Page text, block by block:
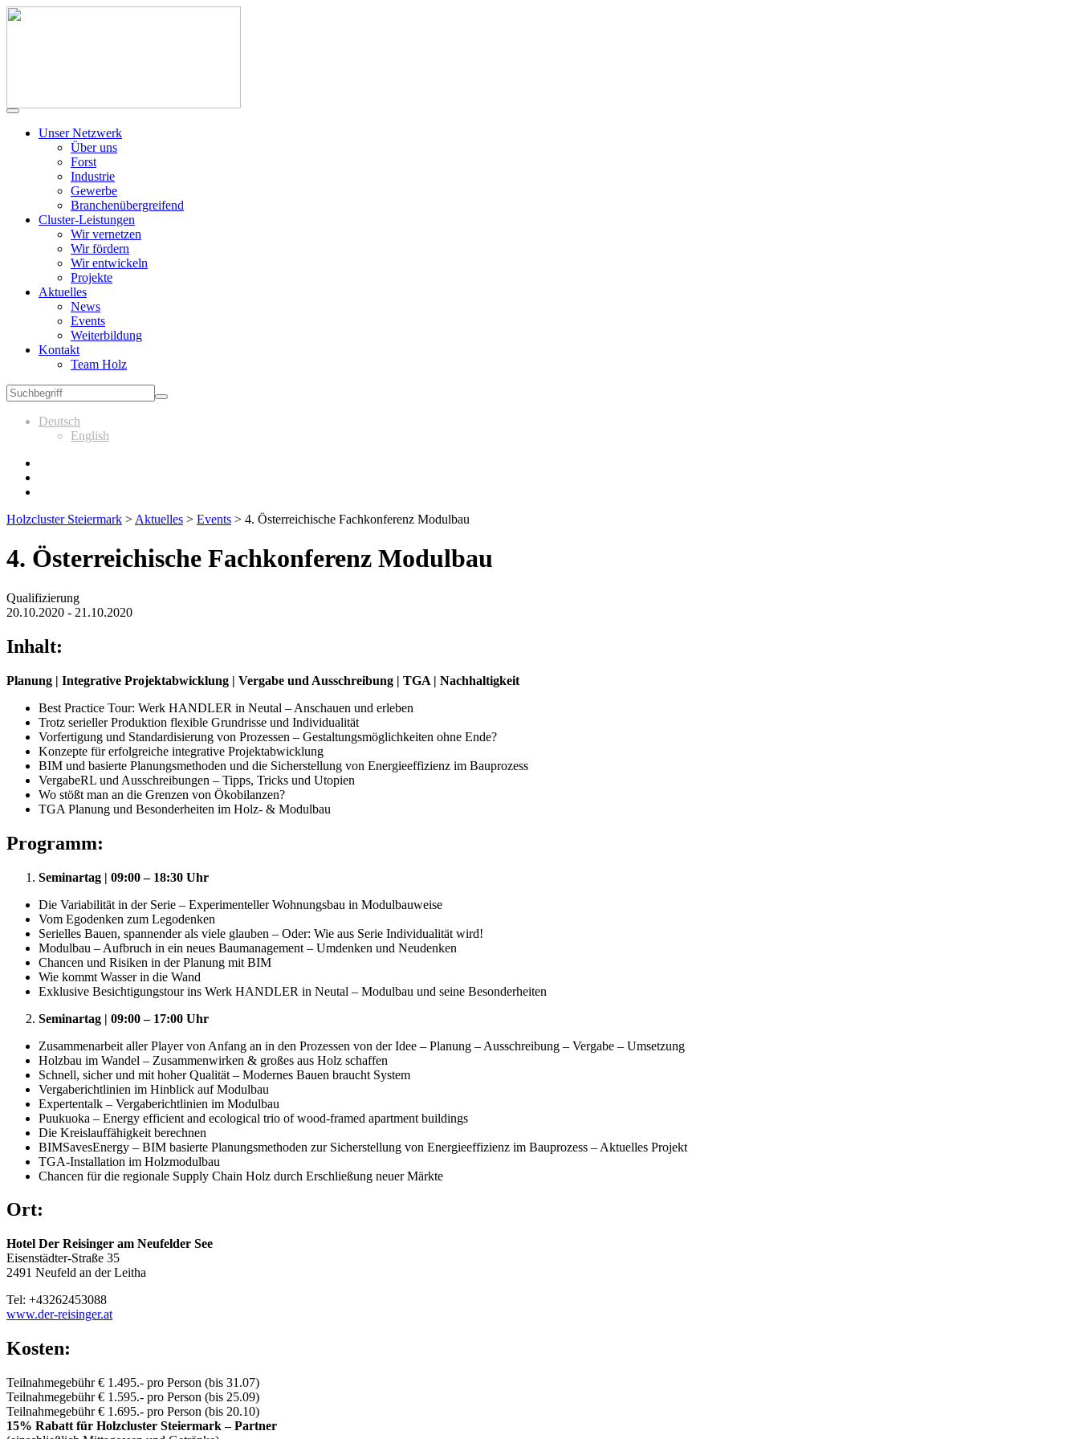
Unser Netzwerk
Über uns
Forst
Industrie
Gewerbe
Branchenübergreifend
Cluster-Leistungen
Wir vernetzen
Wir fördern
Wir entwickeln
Projekte
Aktuelles
News
Events
Weiterbildung
Kontakt
Team Holz
Deutsch
English
Holzcluster Steiermark > Aktuelles > Events > 4. Österreichische Fachkonferenz Modulbau
4. Österreichische Fachkonferenz Modulbau
Qualifizierung
20.10.2020 - 21.10.2020
Inhalt:
Planung | Integrative Projektabwicklung | Vergabe und Ausschreibung | TGA | Nachhaltigkeit
Best Practice Tour: Werk HANDLER in Neutal – Anschauen und erleben
Trotz serieller Produktion flexible Grundrisse und Individualität
Vorfertigung und Standardisierung von Prozessen – Gestaltungsmöglichkeiten ohne Ende?
Konzepte für erfolgreiche integrative Projektabwicklung
BIM und basierte Planungsmethoden und die Sicherstellung von Energieeffizienz im Bauprozess
VergabeRL und Ausschreibungen – Tipps, Tricks und Utopien
Wo stößt man an die Grenzen von Ökobilanzen?
TGA Planung und Besonderheiten im Holz- & Modulbau
Programm:
Seminartag | 09:00 – 18:30 Uhr
Die Variabilität in der Serie – Experimenteller Wohnungsbau in Modulbauweise
Vom Egodenken zum Legodenken
Serielles Bauen, spannender als viele glauben – Oder: Wie aus Serie Individualität wird!
Modulbau – Aufbruch in ein neues Baumanagement – Umdenken und Neudenken
Chancen und Risiken in der Planung mit BIM
Wie kommt Wasser in die Wand
Exklusive Besichtigungstour ins Werk HANDLER in Neutal – Modulbau und seine Besonderheiten
Seminartag | 09:00 – 17:00 Uhr
Zusammenarbeit aller Player von Anfang an in den Prozessen von der Idee – Planung – Ausschreibung – Vergabe – Umsetzung
Holzbau im Wandel – Zusammenwirken & großes aus Holz schaffen
Schnell, sicher und mit hoher Qualität – Modernes Bauen braucht System
Vergaberichtlinien im Hinblick auf Modulbau
Expertentalk – Vergaberichtlinien im Modulbau
Puukuoka – Energy efficient and ecological trio of wood-framed apartment buildings
Die Kreislauffähigkeit berechnen
BIMSavesEnergy – BIM basierte Planungsmethoden zur Sicherstellung von Energieeffizienz im Bauprozess – Aktuelles Projekt
TGA-Installation im Holzmodulbau
Chancen für die regionale Supply Chain Holz durch Erschließung neuer Märkte
Ort:
Hotel Der Reisinger am Neufelder See
Eisenstädter-Straße 35
2491 Neufeld an der Leitha
Tel: +43262453088
www.der-reisinger.at
Kosten:
Teilnahmegebühr € 1.495.- pro Person (bis 31.07)
Teilnahmegebühr € 1.595.- pro Person (bis 25.09)
Teilnahmegebühr € 1.695.- pro Person (bis 20.10)
15% Rabatt für Holzcluster Steiermark – Partner